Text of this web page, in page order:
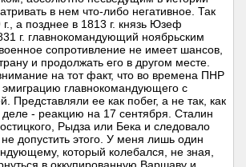
в нем что-либо негативное. Так
а позднее в 1813 г. князь Юзеф
г. главнокомандующий ноябрьским
сопротивление не имеет шансов,
и продолжать его в другом месте.
на тот факт, что во времена ПНР
эмиграцию главнокомандующего с
Представляли ее как побег, а не так, как
- реакцию на 17 сентября. Сталин
Рыдза или Бека и следовало
допустить этого. У меня лишь один
который колебался, не зная,